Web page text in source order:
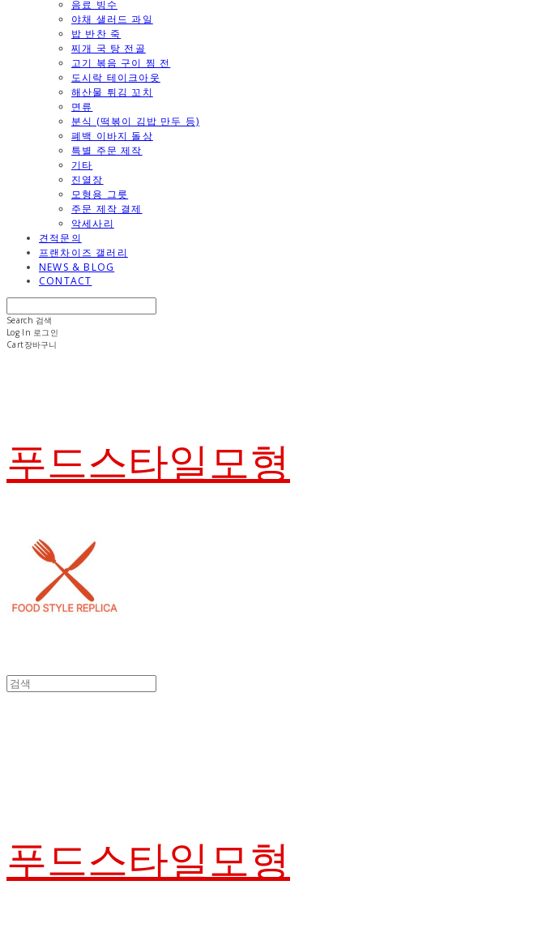
음료 빙수
야채 샐러드 과일
밥 반찬 죽
찌개 국 탕 전골
고기 볶음 구이 찜 전
도시락 테이크아웃
해산물 튀김 꼬치
면류
분식 (떡볶이 김밥 만두 등)
폐백 이바지 돌상
특별 주문 제작
기타
진열장
모형용 그릇
주문 제작 결제
악세사리
견적문의
프랜차이즈 갤러리
NEWS & BLOG
CONTACT
Search 검색
Log In 로그인
Cart장바구니
푸드스타일모형
푸드스타일모형